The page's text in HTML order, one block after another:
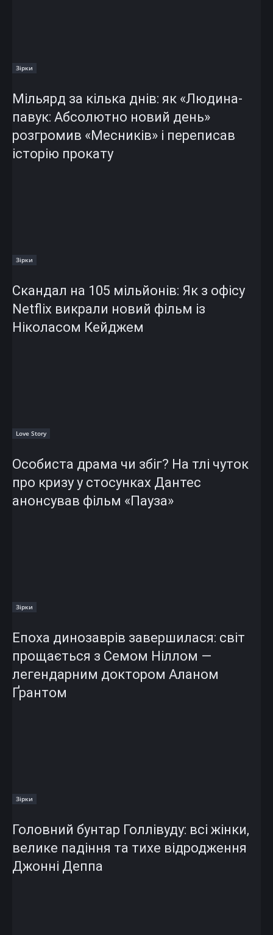
Зірки
Мільярд за кілька днів: як «Людина-
павук: Абсолютно новий день»
розгромив «Месників» і переписав
історію прокату
Зірки
Скандал на 105 мільйонів: Як з офісу
Netflix викрали новий фільм із
Ніколасом Кейджем
Love Story
Особиста драма чи збіг? На тлі чуток
про кризу у стосунках Дантес
анонсував фільм «Пауза»
Зірки
Епоха динозаврів завершилася: світ
прощається з Семом Ніллом —
легендарним доктором Аланом
Ґрантом
Зірки
Головний бунтар Голлівуду: всі жінки,
велике падіння та тихе відродження
Джонні Деппа